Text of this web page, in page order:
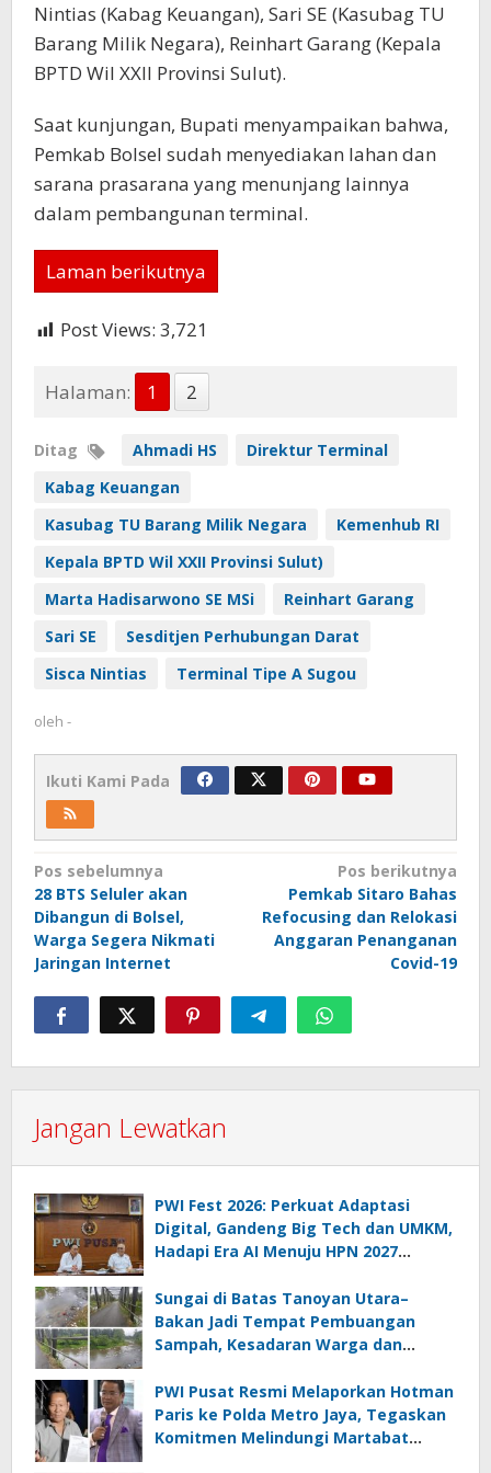
Nintias (Kabag Keuangan), Sari SE (Kasubag TU
Barang Milik Negara), Reinhart Garang (Kepala
BPTD Wil XXII Provinsi Sulut).
Saat kunjungan, Bupati menyampaikan bahwa,
Pemkab Bolsel sudah menyediakan lahan dan
sarana prasarana yang menunjang lainnya
dalam pembangunan terminal.
Laman berikutnya
Post Views: 3,721
Halaman: 1 2
Ditag Ahmadi HS
Direktur Terminal
Kabag Keuangan
Kasubag TU Barang Milik Negara
Kemenhub RI
Kepala BPTD Wil XXII Provinsi Sulut)
Marta Hadisarwono SE MSi
Reinhart Garang
Sari SE
Sesditjen Perhubungan Darat
Sisca Nintias
Terminal Tipe A Sugou
oleh -
Ikuti Kami Pada
Navigasi
pos
Pos sebelumnya
28 BTS Seluler akan
Dibangun di Bolsel,
Warga Segera Nikmati
Jaringan Internet
Pos berikutnya
Pemkab Sitaro Bahas
Refocusing dan Relokasi
Anggaran Penanganan
Covid-19
Jangan Lewatkan
PWI Fest 2026: Perkuat Adaptasi
Digital, Gandeng Big Tech dan UMKM,
Hadapi Era AI Menuju HPN 2027
Sungai di Batas Tanoyan Utara–
Bakan Jadi Tempat Pembuangan
Sampah, Kesadaran Warga dan
PWI Pusat Resmi Melaporkan Hotman
Paris ke Polda Metro Jaya, Tegaskan
Komitmen Melindungi Martabat